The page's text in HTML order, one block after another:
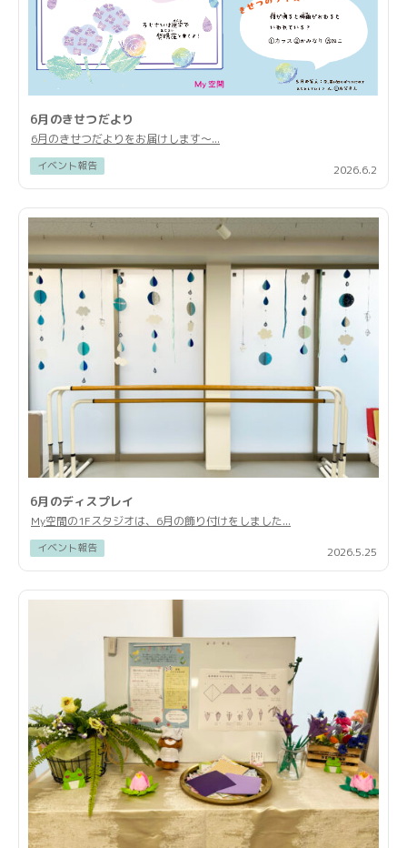
6月のきせつだより
6月のきせつだよりをお届けします〜...
2026.6.2
イベント報告
6月のディスプレイ
My空間の1Fスタジオは、6月の飾り付けをしました...
2026.5.25
イベント報告